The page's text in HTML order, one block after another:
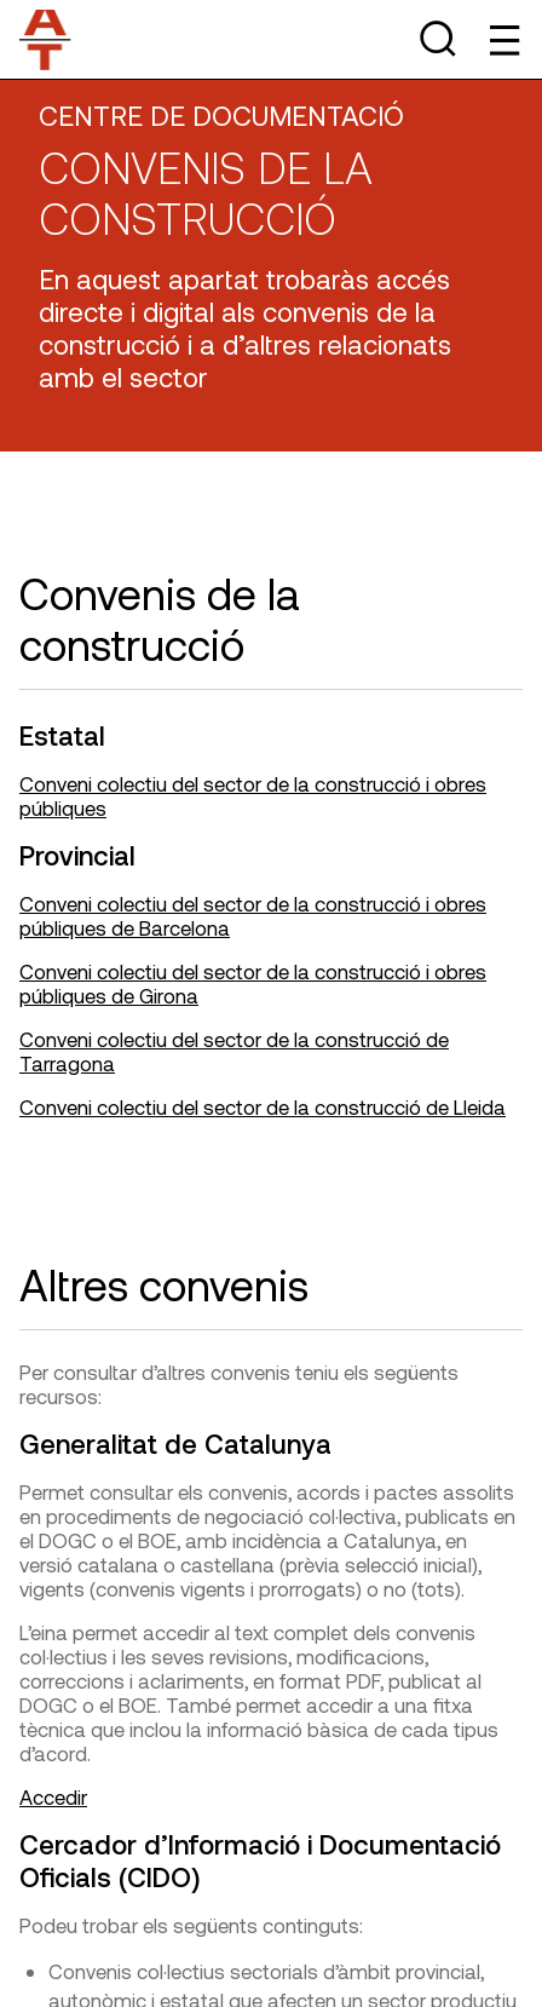
CENTRE DE DOCUMENTACIÓ
CONVENIS DE LA
CONSTRUCCIÓ
En aquest apartat trobaràs accés
directe i digital als convenis de la
construcció i a d’altres relacionats
amb el sector
Convenis de la
construcció
Estatal
Conveni colectiu del sector de la construcció i obres
públiques
Provincial
Conveni colectiu del sector de la construcció i obres
públiques de Barcelona
Conveni colectiu del sector de la construcció i obres
públiques de Girona
Conveni colectiu del sector de la construcció de
Tarragona
Conveni colectiu del sector de la construcció de Lleida
Altres convenis
Per consultar d’altres convenis teniu els següents
recursos:
Generalitat de Catalunya
Permet consultar els convenis, acords i pactes assolits
en procediments de negociació col·lectiva, publicats en
el DOGC o el BOE, amb incidència a Catalunya, en
versió catalana o castellana (prèvia selecció inicial),
vigents (convenis vigents i prorrogats) o no (tots).
L’eina permet accedir al text complet dels convenis
col·lectius i les seves revisions, modificacions,
correccions i aclariments, en format PDF, publicat al
DOGC o el BOE. També permet accedir a una fitxa
tècnica que inclou la informació bàsica de cada tipus
d’acord.
Accedir
Cercador d’Informació i Documentació
Oficials (CIDO)
Podeu trobar els següents continguts:
Convenis col·lectius sectorials d’àmbit provincial,
autonòmic i estatal que afecten un sector productiu